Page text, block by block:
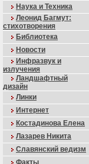
Наука и Техника
Леонид Багмут:
стихотворения
Библиотека
Новости
Инфразвук и
излучения
Ландшафтный
дизайн
Линки
Интернет
Костадинова Елена
Лазарев Никита
Славянский ведизм
Факты